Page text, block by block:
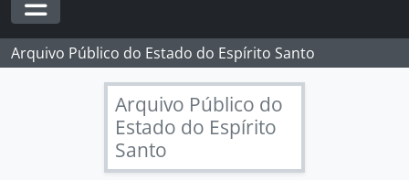
Toggle navigation
Arquivo Público do Estado do Espírito Santo
Arquivo Público do
Estado do Espírito
Santo